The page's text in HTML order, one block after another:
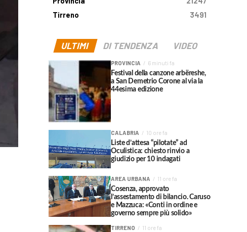
Tirreno
3491
ULTIMI DI TENDENZA VIDEO
PROVINCIA 6 minuti fa
Festival della canzone arbëreshe,
a San Demetrio Corone al via la
44esima edizione
CALABRIA 10 ore fa
Liste d’attesa “pilotate” ad
Oculistica: chiesto rinvio a
giudizio per 10 indagati
AREA URBANA 11 ore fa
Cosenza, approvato
l’assestamento di bilancio. Caruso
e Mazzuca: «Conti in ordine e
governo sempre più solido»
TIRRENO 11 ore fa